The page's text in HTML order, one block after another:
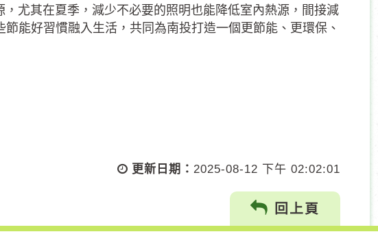
尤其在夏季，減少不必要的照明也能降低室內熱源，間接減
能好習慣融入生活，共同為南投打造一個更節能、更環保、
更新日期： 2025-08-12 下午 02:02:01
回上頁